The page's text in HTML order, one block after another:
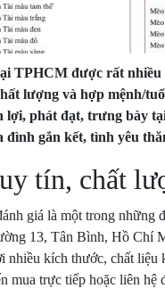
TPHCM được rất
lượng và hợp mệnh/
phát đạt, trưng bày
gắn kết, tình yêu
tín, chất
giá là một trong những
13, Tân Bình, Hồ Chí
kích thước, chất liệu
mua trực tiếp hoặc liên hệ